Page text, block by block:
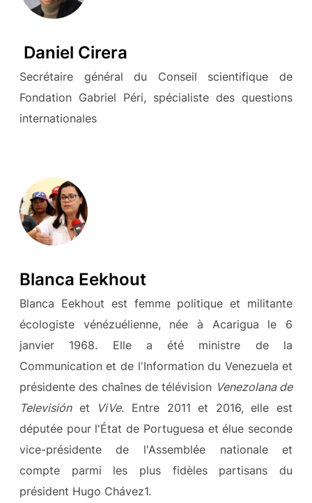
Daniel Cirera
Secrétaire général du Conseil scientifique de
Fondation Gabriel Péri, spécialiste des questions
internationales
Blanca Eekhout
Blanca Eekhout est femme politique et militante
écologiste vénézuélienne, née à Acarigua le 6
janvier 1968. Elle a été ministre de la
Communication et de l'Information du Venezuela et
présidente des chaînes de télévision Venezolana de
Televisiónet ViVe. Entre 2011 et 2016, elle est
députée pour l'État de Portuguesa et élue seconde
vice-présidente de l'Assemblée nationale et
compte parmi les plus fidèles partisans du
président Hugo Chávez1.